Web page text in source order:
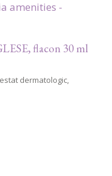
flacon 30 ml
dermatologic,